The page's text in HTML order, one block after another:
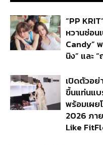
“PP
หวานซ่อน
Candy”
นิง” และ
เปิดตัวอย่
ขึ้นแท่นแ
พร้อมเผ
2026 ภา
Like